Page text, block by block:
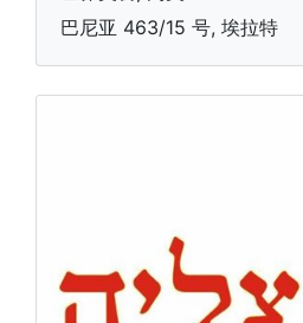
巴尼亚 463/15 号, 埃拉特